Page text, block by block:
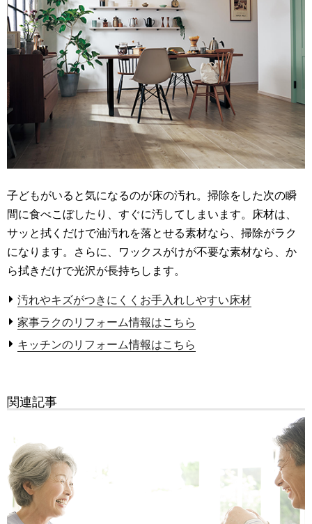
子どもがいると気になるのが床の汚れ。掃除をした次の瞬
間に食べこぼしたり、すぐに汚してしまいます。床材は、
サッと拭くだけで油汚れを落とせる素材なら、掃除がラク
になります。さらに、ワックスがけが不要な素材なら、か
ら拭きだけで光沢が長持ちします。
汚れやキズがつきにくくお手入れしやすい床材
家事ラクのリフォーム情報はこちら
キッチンのリフォーム情報はこちら
関連記事